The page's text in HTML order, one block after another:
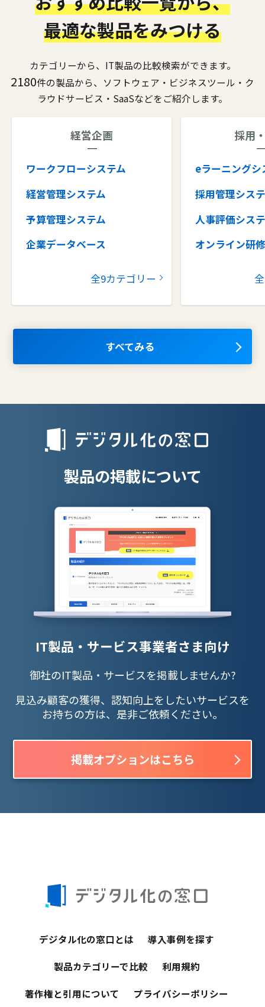
最適な製品をみつける
カテゴリーから、IT製品の比較検索ができます。
2180件の製品から、ソフトウェア・ビジネスツール・ク
ラウドサービス・SaaSなどをご紹介します。
経営企画
ワークフローシステム
経営管理システム
予算管理システム
企業データベース
全9カテゴリー
採用
eラーニングシ
採用管理シス
人事評価シス
オンライン研
ム
離職防止ツー
授業支援シス
すべてみる
製品の掲載について
IT製品・サービス事業者さま向け
御社のIT製品・サービスを掲載しませんか?
見込み顧客の獲得、認知向上をしたいサービスを
お持ちの方は、是非ご依頼ください。
掲載オプションはこちら
デジタル化の窓口とは 導入事例を探す
製品カテゴリーで比較 利用規約
著作権と引用について プライバシーポリシー